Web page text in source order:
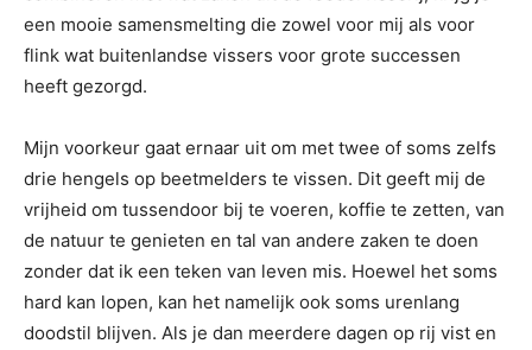
een mooie samensmelting die zowel voor mij als voor
flink wat buitenlandse vissers voor grote successen
heeft gezorgd.
Mijn voorkeur gaat ernaar uit om met twee of soms zelfs
drie hengels op beetmelders te vissen. Dit geeft mij de
vrijheid om tussendoor bij te voeren, koffie te zetten, van
de natuur te genieten en tal van andere zaken te doen
zonder dat ik een teken van leven mis. Hoewel het soms
hard kan lopen, kan het namelijk ook soms urenlang
doodstil blijven. Als je dan meerdere dagen op rij vist en